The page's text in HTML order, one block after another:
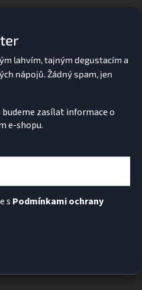
zasílat informace o
e-shopu.
s Podmínkami ochrany